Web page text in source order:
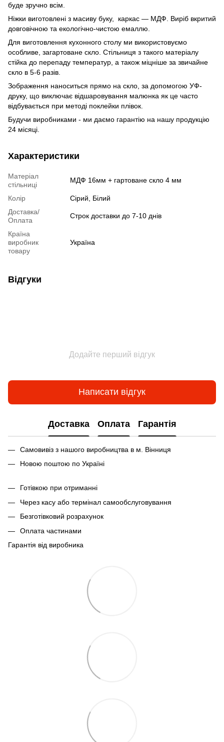
буде зручно всім.
Ніжки виготовлені з масиву буку, каркас — МДФ. Виріб вкритий
довговічною та екологічно-чистою емаллю.
Для виготовлення кухонного столу ми використовуємо
особливе, загартоване скло. Стільниця з такого матеріалу
стійка до перепаду температур, а також міцніше за звичайне
скло в 5-6 разів.
Зображення наноситься прямо на скло, за допомогою УФ-
друку, що виключає відшаровування малюнка як це часто
відбувається при методі поклейки плівок.
Будучи виробниками - ми даємо гарантію на нашу продукцію
24 місяці.
Характеристики
Матеріал
стільниці
МДФ 16мм + гартоване скло 4 мм
Колір
Сірий, Білий
Доставка/
Оплата
Строк доставки до 7-10 днів
Країна
виробник
товару
Україна
Відгуки
Додайте перший відгук
Написати відгук
Доставка Оплата Гарантія
Самовивіз з нашого виробництва в м. Вінниця
Новою поштою по Україні
Готівкою при отриманні
Через касу або термінал самообслуговування
Безготівковий розрахунок
Оплата частинами
Гарантія від виробника